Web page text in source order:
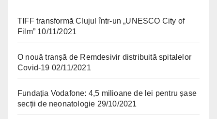
TIFF transformă Clujul într-un „UNESCO City of
Film” 10/11/2021
O nouă tranșă de Remdesivir distribuită spitalelor
Covid-19 02/11/2021
Fundația Vodafone: 4,5 milioane de lei pentru șase
secții de neonatologie 29/10/2021